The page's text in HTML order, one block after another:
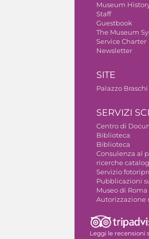
Museum
Staff
Guestbook
The Museum
Service Charter
Newsletter
SITE
Palazzo Braschi
SERVIZI
Centro di
Biblioteca
Biblioteca
Consulenza al
ricerche
Servizio
Pubblicazioni
Museo di
Autorizzazione
Leggi le recensioni